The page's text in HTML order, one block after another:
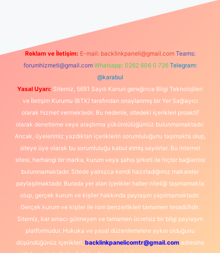
Reklam ve İletişim: E-mail: backlinkpaneli@gmail.com Teams:
forumhizmeti@gmail.com Whatsapp: 0262 606 0 726 Telegram:
@karabul
Yasal Uyarı: Sitemiz, 5651 Sayılı Kanun gereğince Bilgi Teknolojileri
ve İletişim Kurumu (BTK) tarafından onaylanmış bir Yer Sağlayıcı
olarak hizmet vermektedir. Bu nedenle, sitedeki içerikleri proaktif
olarak denetleme veya araştırma yükümlülüğümüz bulunmamaktadır.
Ancak, üyelerimiz yazdıkları içeriklerin sorumluluğunu taşımakta olup,
siteye üye olarak bu sorumluluğu kabul etmiş sayılırlar. Bu internet
sitesi, herhangi bir marka, kurum veya şahıs şirketi ile hiçbir bağlantısı
bulunmamaktadır. Sitede yalnızca kendi hazırladığımız makaleler
paylaşılmaktadır. Burada yer alan içerikler haber niteliği taşımamakta
olup, gerçek kurum ve kişiler hakkında paylaşım yapılmamaktadır.
Gerçek kurum ve kişiler ile isim benzerlikleri tamamen tesadüfidir.
Sitemiz, kar amacı gütmeyen ve tamamen ücretsiz bir bilgi paylaşım
platformudur. Hukuka ve yasal düzenlemelere aykırı olduğunu
düşündüğünüz içerikleri, backlinkpanelicomtr@gmail.comadresine